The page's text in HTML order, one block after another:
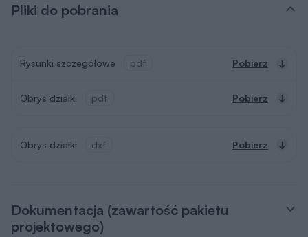
Pliki do pobrania
Rysunki szczegółowe pdf Pobierz
Obrys działki pdf Pobierz
Obrys działki dxf Pobierz
Dokumentacja (zawartość pakietu
projektowego)